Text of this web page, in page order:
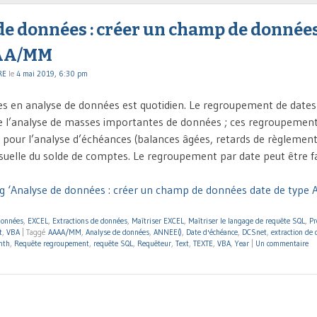
données : créer un champ de
MM
le 4 mai 2019, 6:30 pm
en analyse de données est quotidien. Le regroupement de
de masses importantes de données ; ces
l’analyse d’échéances (balances âgées, retards de
du solde de comptes. Le regroupement par date peut être
‘Analyse de données : créer un champ de données date de type
, EXCEL, Extractions de données, Maîtriser EXCEL, Maîtriser le langage de requête SQL,
, VBA Taggé AAAA/MM, Analyse de données, ANNEE(), Date d'échéance, DCSnet, extraction de
, Requête regroupement, requête SQL, Requêteur, Text, TEXTE, VBA,Year Un commentaire